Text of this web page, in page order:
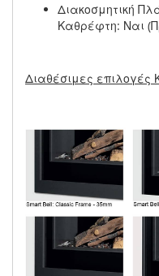
Διακοσμητική
Καθρέφτη: Ναι
Διαθέσιμες επιλογές